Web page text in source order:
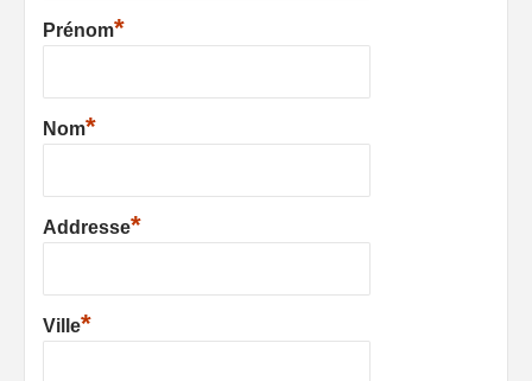
Prénom*
Nom*
Addresse*
Ville*